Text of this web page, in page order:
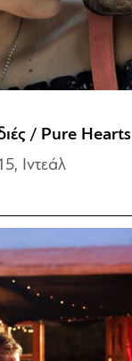
/ Pure Hearts
Ιντεάλ